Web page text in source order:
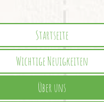
Startseite
Wichtige Neuigkeiten
Über uns